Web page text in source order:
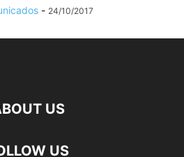
- 24/10/2017
US
US